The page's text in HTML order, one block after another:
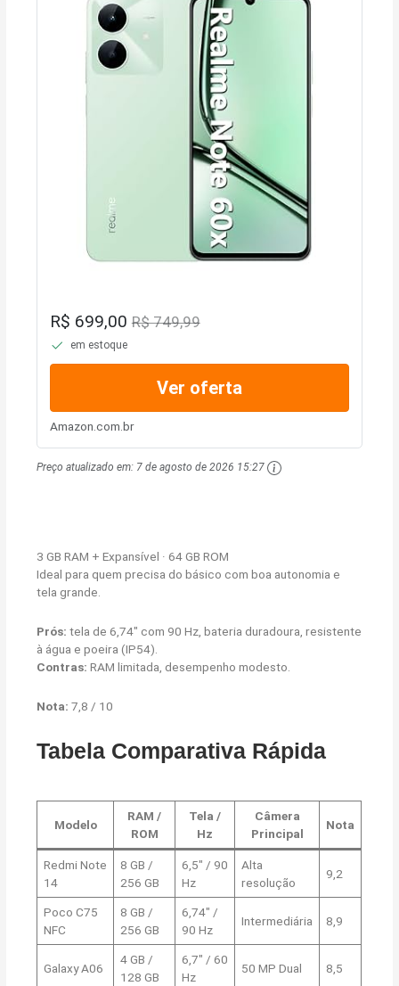
R$ 699,00R$ 749,99
em estoque
Ver oferta
Amazon.com.br
Preço atualizado em: 7 de agosto de 2026 15:27
3 GB RAM + Expansível · 64 GB ROM
Ideal para quem precisa do básico com boa autonomia e
tela grande.
Prós: tela de 6,74″ com 90 Hz, bateria duradoura, resistente
à água e poeira (IP54).
Contras: RAM limitada, desempenho modesto.
Nota: 7,8 / 10
Tabela Comparativa Rápida
Modelo
RAM /
ROM
Tela /
Hz
Câmera
Principal
Nota
Redmi Note
14
8 GB /
256 GB
6,5″ / 90
Hz
Alta
resolução
9,2
Poco C75
NFC
8 GB /
256 GB
6,74″ /
90 Hz
Intermediária 8,9
Galaxy A06
4 GB /
128 GB
6,7″ / 60
Hz
50 MP Dual 8,5